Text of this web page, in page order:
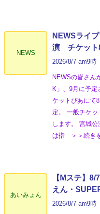
NEWS
NEWSライ
演 チケット
2026/8/7 am9時
NEWSの皆さん
K」、9月に予
ケットぴあにて
定。 一般チケ
します。 宮城
は指 ＞＞続き
あいみょん
【Mステ】
えん・
2026/8/7 am9時